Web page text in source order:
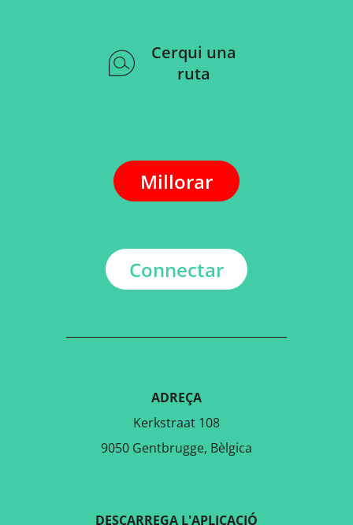
Cerqui una
ruta
Millorar
Connectar
ADREÇA
Kerkstraat 108
9050 Gentbrugge, Bèlgica
DESCARREGA L'APLICACIÓ